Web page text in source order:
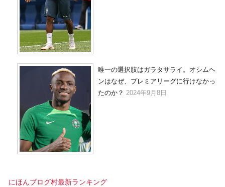
唯一の選択肢はガラタサライ。オシムヘ
ンはなぜ、プレミアリーグに行けなかっ
たのか？ 2024年9月8日
にほんブログ村最新ランキング